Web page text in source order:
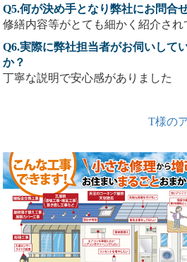
Q5.何が決め手となり弊社にお問合
修繕内容等がとても細かく紹介され
Q6.実際に弊社担当者がお伺いして
か？
丁寧な説明で安心感がありました
T様の